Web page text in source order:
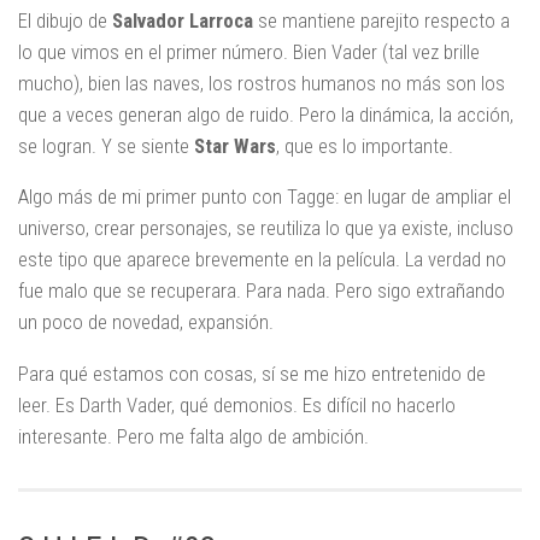
El dibujo de Salvador Larroca se mantiene parejito respecto a
lo que vimos en el primer número. Bien Vader (tal vez brille
mucho), bien las naves, los rostros humanos no más son los
que a veces generan algo de ruido. Pero la dinámica, la acción,
se logran. Y se siente Star Wars, que es lo importante.
Algo más de mi primer punto con Tagge: en lugar de ampliar el
universo, crear personajes, se reutiliza lo que ya existe, incluso
este tipo que aparece brevemente en la película. La verdad no
fue malo que se recuperara. Para nada. Pero sigo extrañando
un poco de novedad, expansión.
Para qué estamos con cosas, sí se me hizo entretenido de
leer. Es Darth Vader, qué demonios. Es difícil no hacerlo
interesante. Pero me falta algo de ambición.